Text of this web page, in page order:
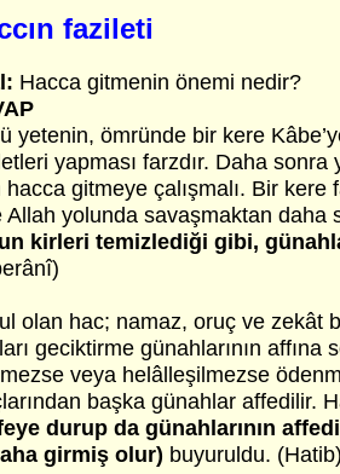
fazileti
Hacca gitmenin önemi nedir?
yetenin, ömründe bir kere
yapması farzdır. Daha
hacca gitmeye çalışmalı. Bir kere
Allah yolunda savaşmaktan daha
kirleri temizlediği gibi,
olan hac; namaz, oruç ve zekât
geciktirme günahlarının affına
veya helâlleşilmezse
başka günahlar affedilir.
durup da günahlarının
girmiş olur) buyuruldu. (Hatib)